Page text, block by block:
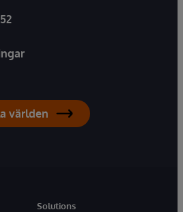
världen
Solutions